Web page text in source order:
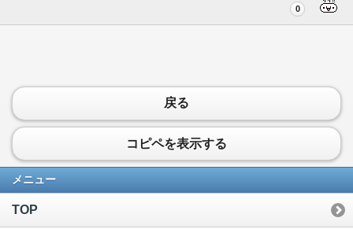
0
戻る
コピペを表示する
メニュー
TOP